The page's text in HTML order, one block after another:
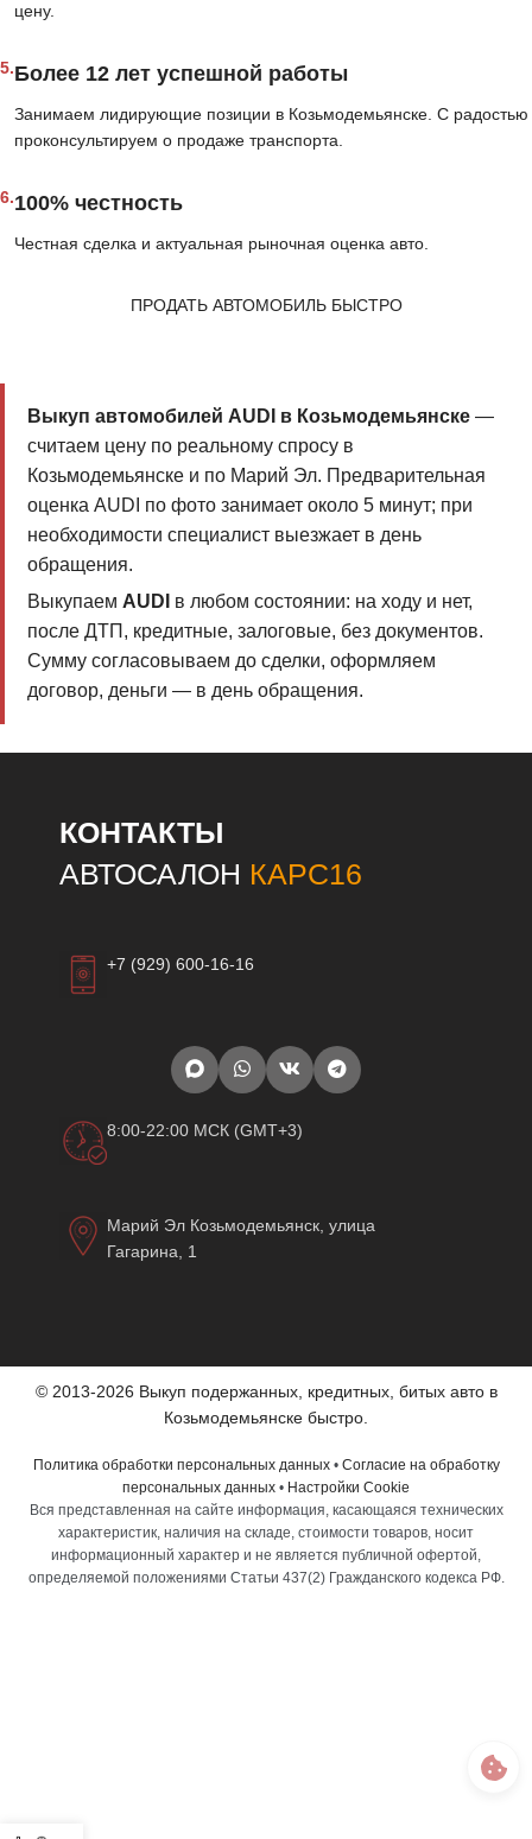
цену.
5.Более 12 лет успешной работы
Занимаем лидирующие позиции в Козьмодемьянске. С радостью
проконсультируем о продаже транспорта.
6.100% честность
Честная сделка и актуальная рыночная оценка авто.
ПРОДАТЬ АВТОМОБИЛЬ БЫСТРО
Выкуп автомобилей AUDI в Козьмодемьянске—
считаем цену по реальному спросу в
Козьмодемьянске и по Марий Эл. Предварительная
оценка AUDI по фото занимает около 5 минут; при
необходимости специалист выезжает в день
обращения.
Выкупаем AUDI в любом состоянии: на ходу и нет,
после ДТП, кредитные, залоговые, без документов.
Сумму согласовываем до сделки, оформляем
договор, деньги — в день обращения.
КОНТАКТЫ
АВТОСАЛОН КАРС16
+7 (929) 600-16-16
8:00-22:00 МСК (GMT+3)
Марий Эл Козьмодемьянск, улица
Гагарина, 1
© 2013-2026 Выкуп подержанных, кредитных, битых авто в
Козьмодемьянске быстро.
Политика обработки персональных данных• Согласие на обработку
персональных данных • Настройки Cookie
Вся представленная на сайте информация, касающаяся технических
характеристик, наличия на складе, стоимости товаров, носит
информационный характер и не является публичной офертой,
определяемой положениями Статьи 437(2) Гражданского кодекса РФ.